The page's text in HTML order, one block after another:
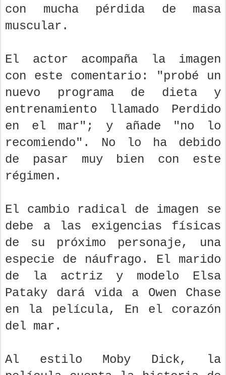
con mucha pérdida de masa
muscular.
El actor acompaña la imagen
con este comentario: "probé un
nuevo programa de dieta y
entrenamiento llamado Perdido
en el mar"; y añade "no lo
recomiendo". No lo ha debido
de pasar muy bien con este
régimen.
El cambio radical de imagen se
debe a las exigencias físicas
de su próximo personaje, una
especie de náufrago. El marido
de la actriz y modelo Elsa
Pataky dará vida a Owen Chase
en la película, En el corazón
del mar.
Al estilo Moby Dick, la